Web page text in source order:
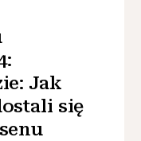
Jak
się